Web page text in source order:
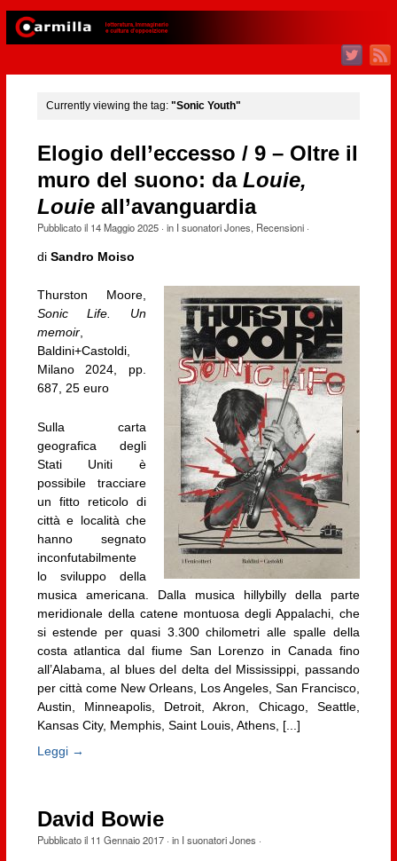
Currently viewing the tag: "Sonic Youth"
Elogio dell’eccesso / 9 – Oltre il
muro del suono: da Louie,
Louieall’avanguardia
Pubblicato il 14 Maggio 2025· in I suonatori Jones, Recensioni·
di Sandro Moiso
Thurston Moore,
Sonic Life. Un
memoir,
Baldini+Castoldi,
Milano 2024, pp.
687, 25 euro
Sulla carta
geografica degli
Stati Uniti è
possibile tracciare
un fitto reticolo di
città e località che
hanno segnato
inconfutabilmente
lo sviluppo della
musica americana. Dalla musica hillybilly della parte
meridionale della catene montuosa degli Appalachi, che
si estende per quasi 3.300 chilometri alle spalle della
costa atlantica dal fiume San Lorenzo in Canada fino
all’Alabama, al blues del delta del Mississippi, passando
per città come New Orleans, Los Angeles, San Francisco,
Austin, Minneapolis, Detroit, Akron, Chicago, Seattle,
Kansas City, Memphis, Saint Louis, Athens, [...]
Leggi →
David Bowie
Pubblicato il 11 Gennaio 2017· in I suonatori Jones ·